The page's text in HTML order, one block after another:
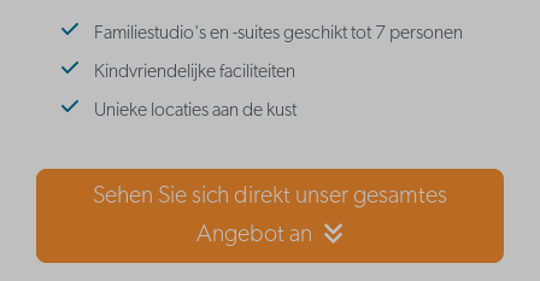
Familiestudio's en -suites geschikt tot 7 personen
Kindvriendelijke faciliteiten
Unieke locaties aan de kust
Sehen Sie sich direkt unser gesamtes
Angebot an